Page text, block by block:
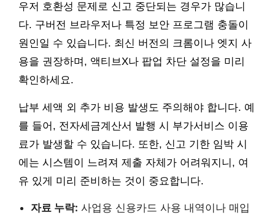
우저 호환성 문제로 신고 중단되는 경우가 많습니
다. 구버전 브라우저나 특정 보안 프로그램 충돌이
원인일 수 있습니다. 최신 버전의 크롬이나 엣지 사
용을 권장하며, 액티브X나 팝업 차단 설정을 미리
확인하세요.
납부 세액 외 추가 비용 발생도 주의해야 합니다. 예
를 들어, 전자세금계산서 발행 시 부가서비스 이용
료가 발생할 수 있습니다. 또한, 신고 기한 임박 시
에는 시스템이 느려져 제출 자체가 어려워지니, 여
유 있게 미리 준비하는 것이 중요합니다.
자료 누락: 사업용 신용카드 사용 내역이나 매입